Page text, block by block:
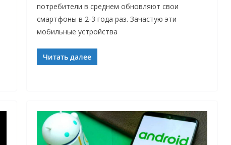
потребители в среднем обновляют свои
смартфоны в 2-3 года раз. Зачастую эти
мобильные устройства
Читать далее